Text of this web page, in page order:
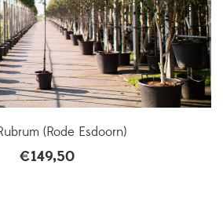
(Rode Esdoorn)
€149,50